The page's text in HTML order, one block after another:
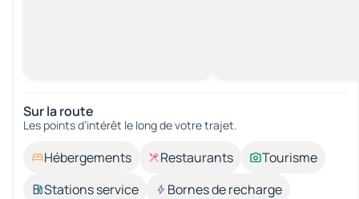
Sur la route
Les points d’intérêt le long de votre trajet.
Hébergements Restaurants
Tourisme
Stations service
Bornes de recharge